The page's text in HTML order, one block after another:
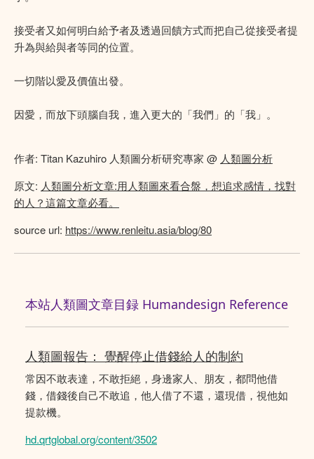
接受者又如何明白給予者及透過回饋方式而把自己從接受者提
升為與給與者等同的位置。
一切階以愛及價值出發。
因愛，而放下頭腦自我，進入更大的「我們」的「我」。
作者: Titan Kazuhiro 人類圖分析研究專家 @ 人類圖分析
原文: 人類圖分析文章:用人類圖來看合盤，想追求感情，找對
的人？這篇文章必看。
source url: https://www.renleitu.asia/blog/80
本站人類圖文章目録 Humandesign Reference
人類圖報告： 覺醒停止借錢給人的制約
常因不敢表達，不敢拒絕，身邊家人、朋友，都問他借
錢，借錢後自己不敢追，他人借了不還，還現借，視他如
提款機。
hd.qrtglobal.org/content/3502